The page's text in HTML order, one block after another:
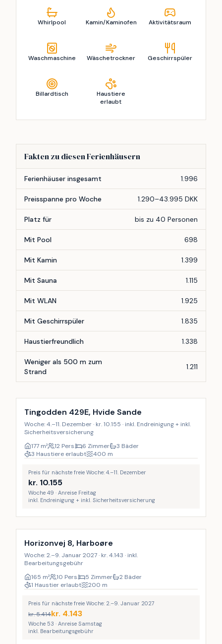
Whirlpool Kamin/Kaminofen Aktivitätsraum
Waschmaschine Wäschetrockner Geschirrspüler
Billardtisch
Haustiere
erlaubt
Fakten zu diesen Ferienhäusern
Ferienhäuser insgesamt 1.996
Preisspanne pro Woche 1.290–43.995 DKK
Platz für bis zu 40 Personen
Mit Pool 698
Mit Kamin 1.399
Mit Sauna 1.115
Mit WLAN 1.925
Mit Geschirrspüler 1.835
Haustierfreundlich 1.338
Weniger als 500 m zum
Strand
1.211
Tingodden 429E, Hvide Sande
Woche: 4.–11. Dezember · kr. 10.155 · inkl. Endreinigung + inkl.
Sicherheitsversicherung
177 m² 12 Pers. 6 Zimmer
3 Bäder
3 Haustiere erlaubt
400 m
Preis für nächste freie Woche: 4.–11. Dezember
kr. 10.155
Woche 49 · Anreise Freitag
inkl. Endreinigung + inkl. Sicherheitsversicherung
Horizonvej 8, Harboøre
Woche: 2.–9. Januar 2027 · kr. 4.143 · inkl.
Bearbeitungsgebühr
165 m² 10 Pers. 5 Zimmer
2 Bäder
1 Haustier erlaubt
200 m
Preis für nächste freie Woche: 2.–9. Januar 2027
kr.5.414kr. 4.143
Woche 53 · Anreise Samstag
inkl. Bearbeitungsgebühr